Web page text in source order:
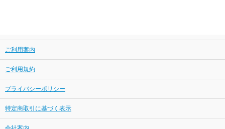
ご利用案内
ご利用規約
プライバシーポリシー
特定商取引に基づく表示